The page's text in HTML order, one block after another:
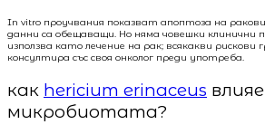
In vitro проучвания показват апоптоза на
данни са обещаващи. Но няма човешки клинични
използва като лечение на рак; всякакви рискови
консултира със своя онколог преди употреба.
как hericium erinaceus
микробиотата?